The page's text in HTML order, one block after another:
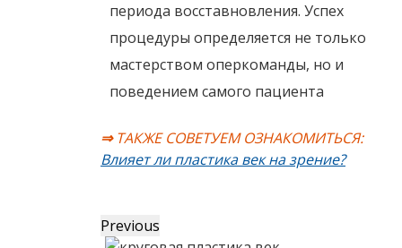
периода восставновления. Успех
процедуры определяется не только
мастерством оперкоманды, но и
поведением самого пациента
⇒ТАКЖЕ СОВЕТУЕМ ОЗНАКОМИТЬСЯ:
Влияет ли пластика век на зрение?
Previous